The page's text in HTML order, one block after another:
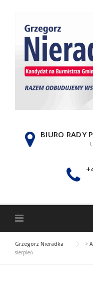
BIURO RADY
Grzegorz Nieradka >
sierpień